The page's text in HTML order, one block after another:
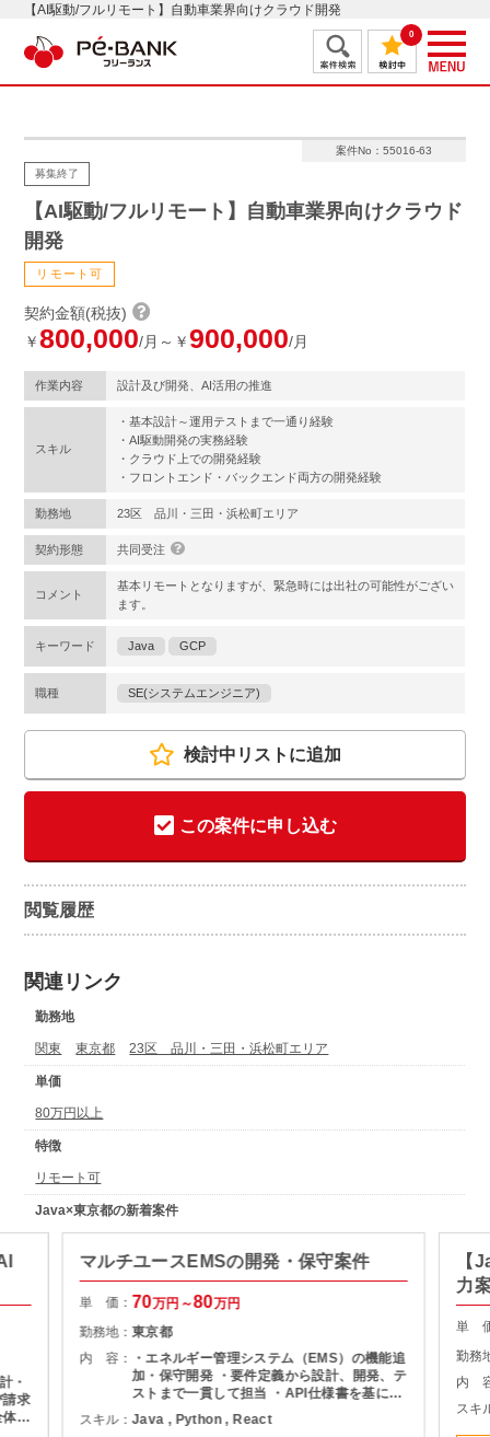
【AI駆動/フルリモート】自動車業界向けクラウド開発
0
案件No：55016-63
募集終了
【AI駆動/フルリモート】自動車業界向けクラウド
開発
リモート可
契約金額(税抜)
￥800,000/月～￥900,000/月
作業内容 設計及び開発、AI活用の推進
スキル
・基本設計～運用テストまで一通り経験
・AI駆動開発の実務経験
・クラウド上での開発経験
・フロントエンド・バックエンド両方の開発経験
勤務地 23区 品川・三田・浜松町エリア
契約形態 共同受注
コメント
基本リモートとなりますが、緊急時には出社の可能性がござい
ます。
キーワード Java GCP
職種 SE(システムエンジニア)
検討中リストに追加
この案件に申し込む
閲覧履歴
関連リンク
勤務地
関東 東京都 23区 品川・三田・浜松町エリア
単価
80万円以上
特徴
リモート可
Java×東京都の新着案件
・
請求
の
マルチユースEMSの開発・保守案件
単 価： 70万円～80万円
勤務地：東京都
内 容：
・エネルギー管理システム（EMS）の機能追
加・保守開発 ・要件定義から設計、開発、テ
ストまで一貫して担当 ・API仕様書を基にし
たDB設計・ロジック設計 ・設計書作成およ
び各種レビュー対応 ・プロジェクト管理支援
スキル：Java , Python , React
【
力
単
勤務
内
スキ